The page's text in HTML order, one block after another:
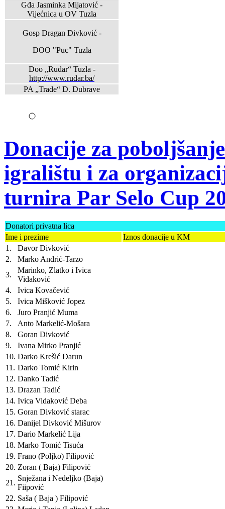
Gđa Jasminka Mijatović -
Vijećnica u OV Tuzla
Gosp Dragan Divković -
DOO "Puc" Tuzla
Doo „Rudar“ Tuzla -
http://www.rudar.ba/
PA „Trade“ D. Dubrave
Donacije za
igralištu i za
turnira Par Selo Cup
Donatori privatna lica
Ime i prezime
Iznos donacije u KM
1.
Davor Divković
2.
Marko Andrić-Tarzo
3.
Marinko, Zlatko i Ivica
Vidaković
4.
Ivica Kovačević
5.
Ivica Mišković Jopez
6.
Juro Pranjić Muma
7.
Anto Markelić-Mošara
8.
Goran Divković
9.
Ivana Mirko Pranjić
10. Darko Krešić Darun
11. Darko Tomić Kirin
12. Danko Tadić
13. Drazan Tadić
14. Ivica Vidaković Deba
15. Goran Divković starac
16. Danijel Divković Mišurov
17. Dario Markelić Lija
18. Marko Tomić Tisuća
19. Frano (Poljko) Filipović
20. Zoran ( Baja) Filipović
21.
Snježana i Nedeljko (Baja)
Fiipović
22. Saša ( Baja ) Filipović